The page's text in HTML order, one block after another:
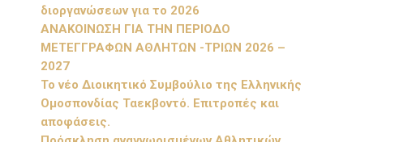
διοργανώσεων για το 2026
ΑΝΑΚΟΙΝΩΣΗ ΓΙΑ ΤΗΝ ΠΕΡΙΟΔΟ
ΜΕΤΕΓΓΡΑΦΩΝ ΑΘΛΗΤΩΝ -ΤΡΙΩΝ 2026 –
2027
Το νέο Διοικητικό Συμβούλιο της Ελληνικής
Ομοσπονδίας Ταεκβοντό. Επιτροπές και
αποφάσεις.